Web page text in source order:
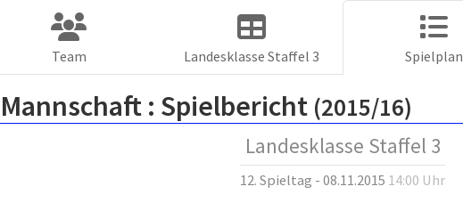
Team Landesklasse Staffel 3 Spielplan
: Spielbericht (2015/16)
Landesklasse Staffel 3
12. Spieltag - 08.11.2015 14:00 Uhr